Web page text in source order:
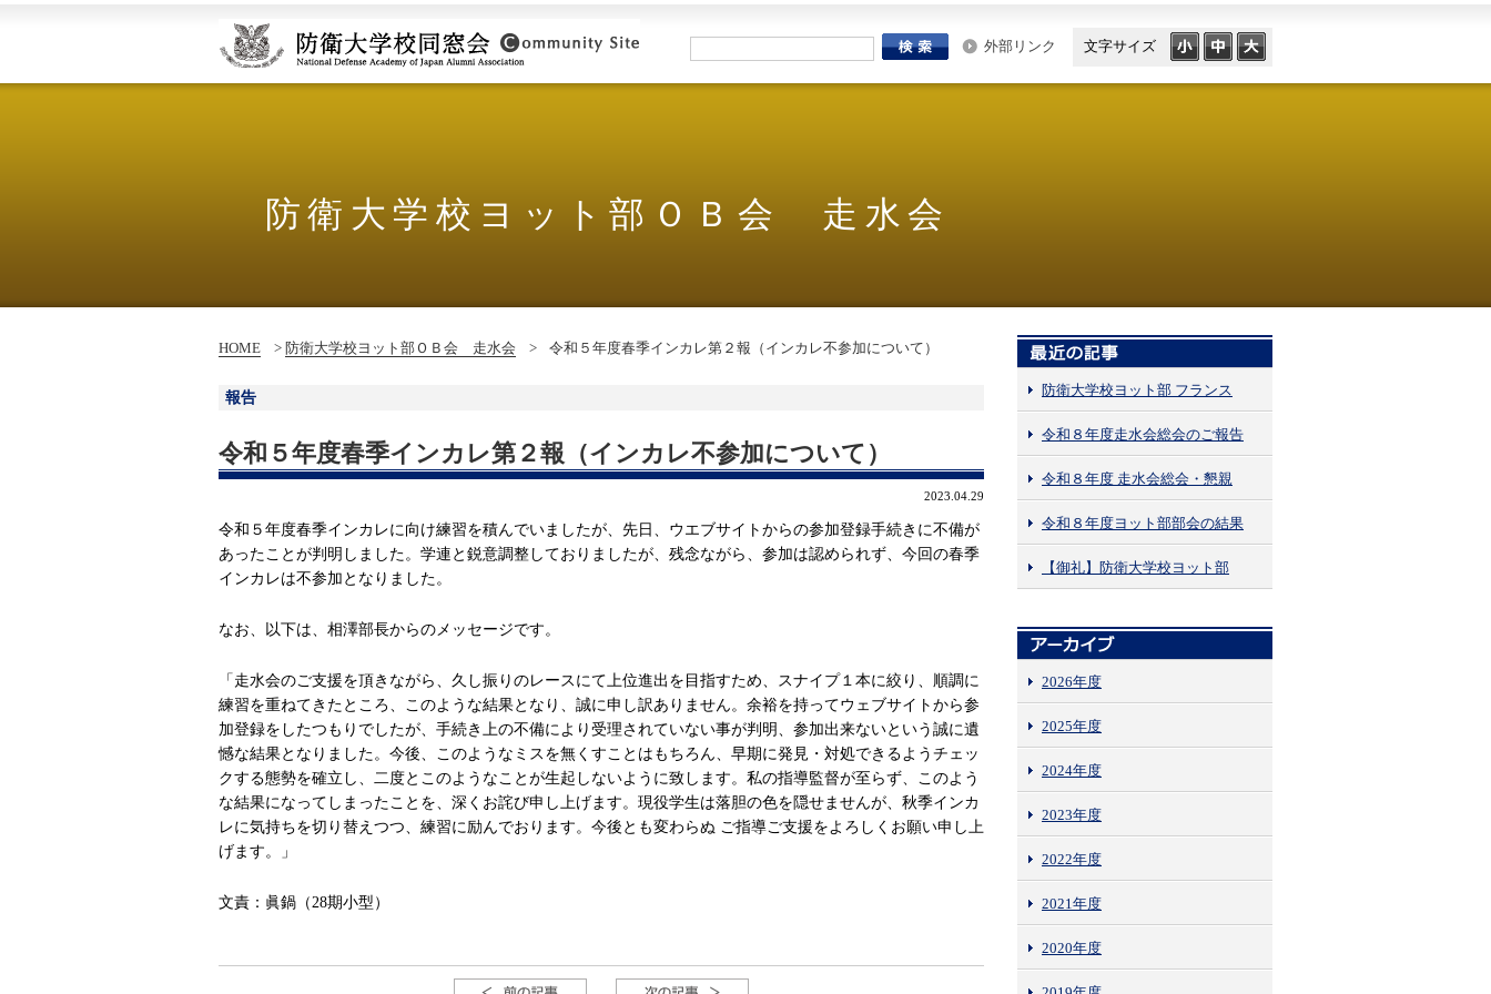
外部リンク 文字サイズ
防衛大学校ヨット部ＯＢ会 走水会
HOME > 防衛大学校ヨット部ＯＢ会 走水会 > 令和５年度春季インカレ第２報（インカレ不参加について）
報告
令和５年度春季インカレ第２報（インカレ不参加について）
2023.04.29
令和５年度春季インカレに向け練習を積んでいましたが、先日、ウエブサイトからの参加登録手続きに不備が
あったことが判明しました。学連と鋭意調整しておりましたが、残念ながら、参加は認められず、今回の春季
インカレは不参加となりました。
なお、以下は、 相澤部長からのメッセージです。
「走水会のご支援を頂きながら、久し振りのレースにて上位進出を目指すため、スナイプ１本に絞り、順調に
練習を重ねてきたところ、このような結果となり、誠に申し訳ありません。余裕を持ってウェブサイトから参
加登録をしたつもりでしたが、手続き上の不備により受理されていない事が判明、参加出来ないという誠に遺
憾な結果となりました。今後、このようなミスを無くすことはもちろん、早期に発見・対処できるようチェッ
クする態勢を確立し、二度とこのようなことが生起しないように致します。私の指導監督が至らず、このよう
な結果になってしまったことを、深くお詫び申し上げます。現役学生は落胆の色を隠せませんが、秋季インカ
レに気持ちを切り替えつつ、練習に励んでおります。 今後とも変わらぬ ご指導ご支援をよろしくお願い申し上
げます。」
文責：眞鍋（28期小型）
防衛大学校ヨット部 フランス
令和８年度走水会総会のご報告
令和８年度 走水会総会・懇親
令和８年度ヨット部部会の結果
【御礼】防衛大学校ヨット部
2026年度
2025年度
2024年度
2023年度
2022年度
2021年度
2020年度